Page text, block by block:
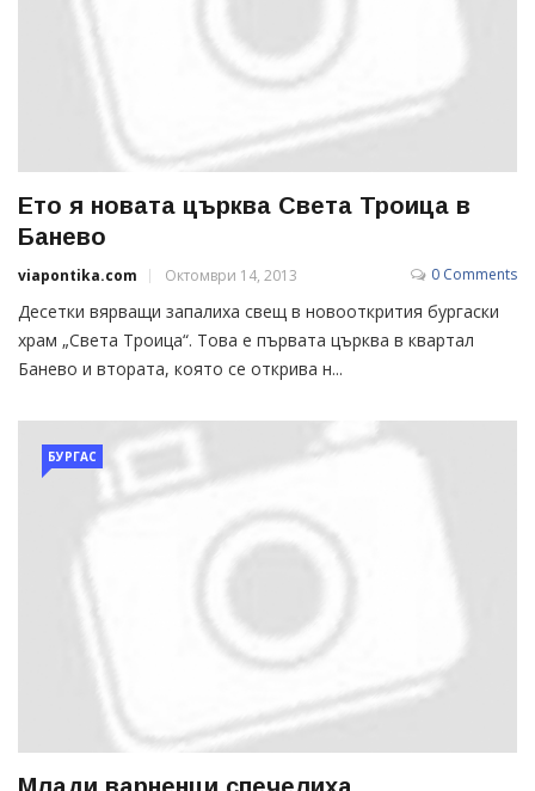
Ето я новата църква Света Троица в
Банево
viapontika.com Октомври 14, 2013 0 Comments
Десетки вярващи запалиха свещ в новооткрития бургаски
храм „Света Троица“. Това е първата църква в квартал
Банево и втората, която се открива н...
БУРГАС